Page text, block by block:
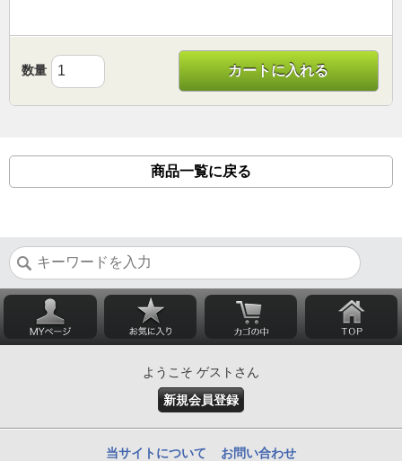
数量 カートに入れる
商品一覧に戻る
ようこそ ゲストさん
新規会員登録
当サイトについて お問い合わせ